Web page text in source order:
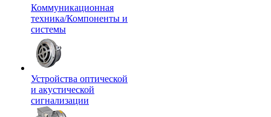
Коммуникационная
техника/Компоненты и
системы
Устройства оптической
и акустической
сигнализации